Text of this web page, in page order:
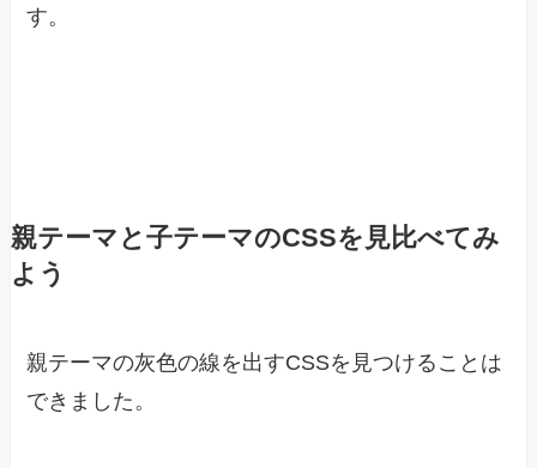
す。
親テーマと子テーマのCSSを見比べてみ
よう
親テーマの灰色の線を出すCSSを見つけることは
できました。